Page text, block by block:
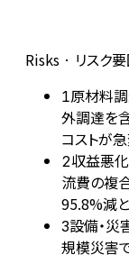
Risks · リスク
1原材料
外調達を
コストが急
2収益悪化
流費の複
95.8%減と
3設備・災
規模災害